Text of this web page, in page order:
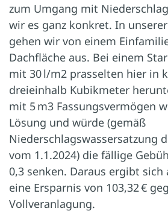
zum Umgang mit
wir es ganz konkret. In
gehen wir von einem
Dachfläche aus. Bei einem
mit 30 l/m2 prasselten hier in
dreieinhalb Kubikmeter
mit 5 m3 Fassungsvermögen
Lösung und würde (gemäß
Niederschlagswassersatzung
vom 1.1.2024) die fällige
0,3 senken. Daraus ergibt sich
eine Ersparnis von 103,32 €
Vollveranlagung.